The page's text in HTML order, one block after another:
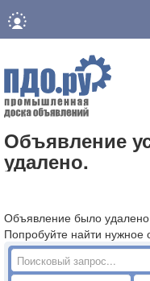
Объявление
удалено.
Объявление было
Попробуйте найти нужное